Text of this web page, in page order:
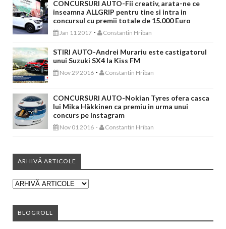
CONCURSURI AUTO-Fii creativ, arata-ne ce
inseamna ALLGRIP pentru tine si intra in
concursul cu premii totale de 15.000 Euro
Jan 11 2017 - Constantin Hriban
STIRI AUTO-Andrei Murariu este castigatorul
unui Suzuki SX4 la Kiss FM
Nov 29 2016 - Constantin Hriban
CONCURSURI AUTO-Nokian Tyres ofera casca
lui Mika Häkkinen ca premiu in urma unui
concurs pe Instagram
Nov 01 2016 - Constantin Hriban
ARHIVĂ ARTICOLE
BLOGROLL